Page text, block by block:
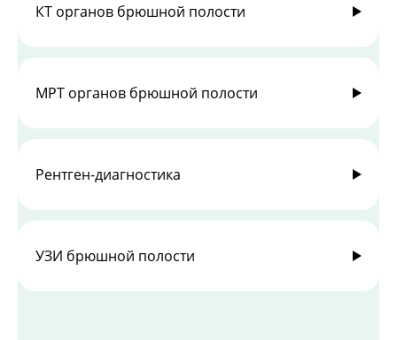
КТ органов брюшной полости
МРТ органов брюшной полости
Рентген-диагностика
УЗИ брюшной полости